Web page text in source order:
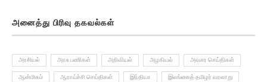
அனைத்து பிரிவு தகவல்கள்
அரசியல் அரசு பணிகள் அறிவியல் அழகியல் அவசர செய்திகள்
ஆன்மிகம் ஆராய்ச்சி செய்திகள் இந்தியா இலங்கைத் தமிழர் வரலாறு